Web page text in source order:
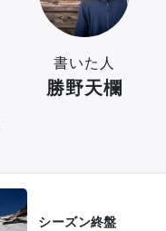
書いた人
勝野天欄
シーズン終盤